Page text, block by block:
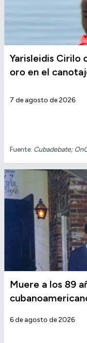
Yarisleidis Cirilo
oro en el
7 de agosto de 2026
Fuente: Cubadebate;
Muere a los 89
6 de agosto de 2026